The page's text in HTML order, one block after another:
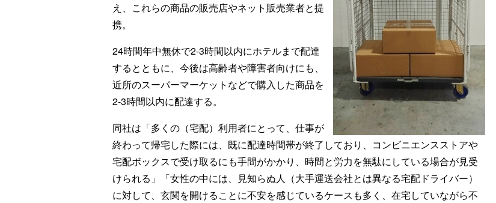
え、これらの商品の販売店やネット販売業者と提
携。
24時間年中無休で2-3時間以内にホテルまで配達
するとともに、今後は高齢者や障害者向けにも、
近所のスーパーマーケットなどで購入した商品を
2-3時間以内に配達する。
同社は「多くの（宅配）利用者にとって、仕事が
終わって帰宅した際には、既に配達時間帯が終了しており、コンビニエンスストアや
宅配ボックスで受け取るにも手間がかかり、時間と労力を無駄にしている場合が見受
けられる」「女性の中には、見知らぬ人（大手運送会社とは異なる宅配ドライバー）
に対して、玄関を開けることに不安を感じているケースも多く、在宅していながら不